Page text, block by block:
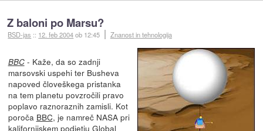
Z baloni po Marsu?
BSD-jas :: 12. feb 2004ob 12:45 Znanost in tehnologija
BBC- Kaže, da so zadnji
marsovski uspehi ter Busheva
napoved človeškega pristanka
na tem planetu povzročili pravo
poplavo raznoraznih zamisli. Kot
poroča BBC, je namreč NASA pri
kalifornijskem podjetju Global